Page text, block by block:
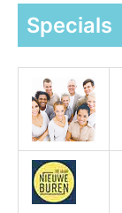
a
Specials